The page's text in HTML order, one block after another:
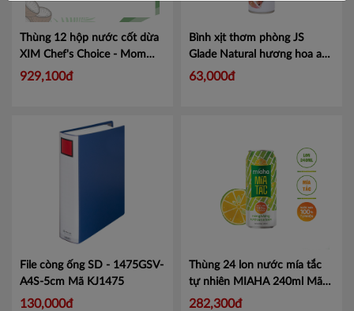
Thùng 12 hộp nước cốt dừa
XIM Chef's Choice - Mom
Cooks 1L Mã 20100476
929,100đ
Bình xịt thơm phòng JS
Glade Natural hương hoa anh
đào 280ml - 1 chai
63,000đ
File còng ống SD - 1475GSV-
A4S-5cm Mã KJ1475
130,000đ
Thùng 24 lon nước mía tắc
tự nhiên MIAHA 240ml
Mã
NMT240
282,300đ